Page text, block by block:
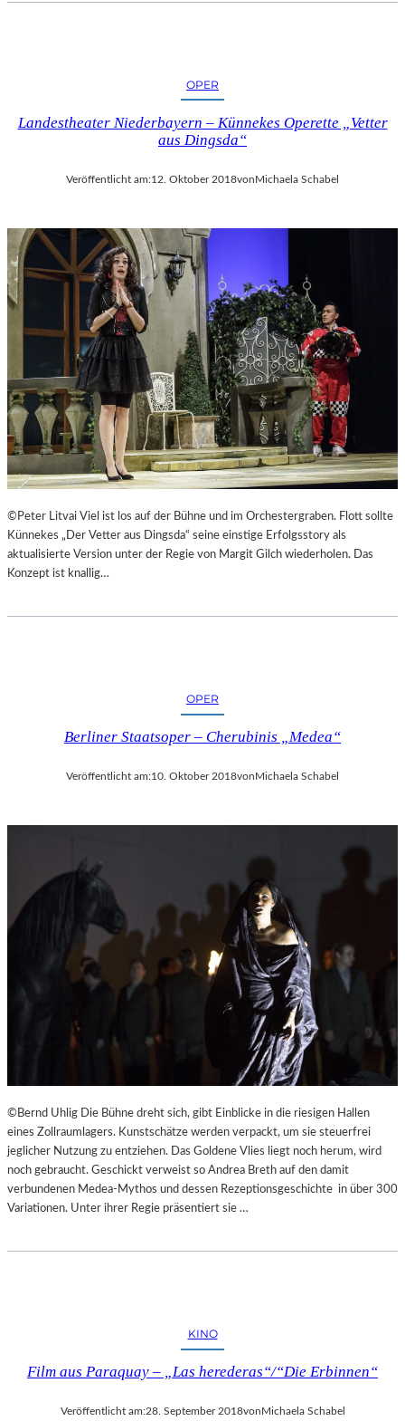
OPER
Landestheater Niederbayern – Künnekes Operette „Vetter
aus Dingsda“
Veröffentlicht am:12. Oktober 2018vonMichaela Schabel
©Peter Litvai Viel ist los auf der Bühne und im Orchestergraben. Flott sollte
Künnekes „Der Vetter aus Dingsda“ seine einstige Erfolgsstory als
aktualisierte Version unter der Regie von Margit Gilch wiederholen. Das
Konzept ist knallig…
OPER
Berliner Staatsoper – Cherubinis „Medea“
Veröffentlicht am:10. Oktober 2018vonMichaela Schabel
©Bernd Uhlig Die Bühne dreht sich, gibt Einblicke in die riesigen Hallen
eines Zollraumlagers. Kunstschätze werden verpackt, um sie steuerfrei
jeglicher Nutzung zu entziehen. Das Goldene Vlies liegt noch herum, wird
noch gebraucht. Geschickt verweist so Andrea Breth auf den damit
verbundenen Medea-Mythos und dessen Rezeptionsgeschichte in über 300
Variationen. Unter ihrer Regie präsentiert sie …
KINO
Film aus Paraquay – „Las herederas“/“Die Erbinnen“
Veröffentlicht am:28. September 2018von Michaela Schabel